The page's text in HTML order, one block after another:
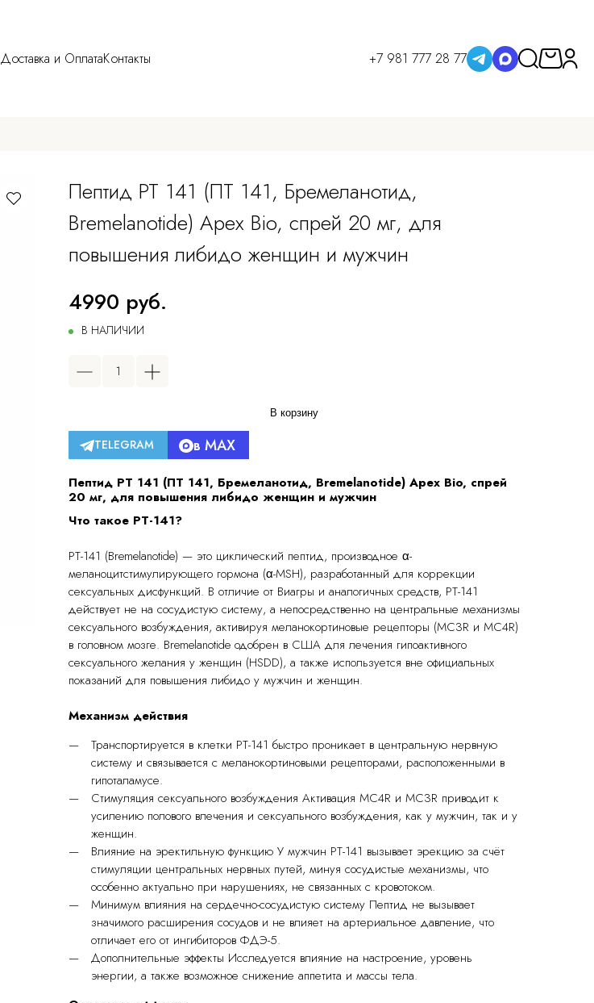
Доставка и ОплатаКонтакты +7 981 777 28 77
Пептид PT 141 (ПТ 141, Бремеланотид,
Bremelanotide) Apex Bio, спрей 20 мг, для
повышения либидо женщин и мужчин
4990 руб.
В НАЛИЧИИ
В корзину
TELEGRAM в MAX
Пептид PT 141 (ПТ 141, Бремеланотид, Bremelanotide) Apex Bio, спрей
20 мг, для повышения либидо женщин и мужчин
Что такое PT-141?
PT-141 (Bremelanotide) — это циклический пептид, производное α-
меланоцитстимулирующего гормона (α-MSH), разработанный для коррекции
сексуальных дисфункций. В отличие от Виагры и аналогичных средств, PT-141
действует не на сосудистую систему, а непосредственно на центральные механизмы
сексуального возбуждения, активируя меланокортиновые рецепторы (MC3R и MC4R)
в головном мозге. Bremelanotide одобрен в США для лечения гипоактивного
сексуального желания у женщин (HSDD), а также используется вне официальных
показаний для повышения либидо у мужчин и женщин.
Механизм действия
Транспортируется в клетки PT-141 быстро проникает в центральную нервную
систему и связывается с меланокортиновыми рецепторами, расположенными в
гипоталамусе.
Стимуляция сексуального возбуждения Активация MC4R и MC3R приводит к
усилению полового влечения и сексуального возбуждения, как у мужчин, так и у
женщин.
Влияние на эректильную функцию У мужчин PT-141 вызывает эрекцию за счёт
стимуляции центральных нервных путей, минуя сосудистые механизмы, что
особенно актуально при нарушениях, не связанных с кровотоком.
Минимум влияния на сердечно-сосудистую систему Пептид не вызывает
значимого расширения сосудов и не влияет на артериальное давление, что
отличает его от ингибиторов ФДЭ-5.
Дополнительные эффекты Исследуется влияние на настроение, уровень
энергии, а также возможное снижение аппетита и массы тела.